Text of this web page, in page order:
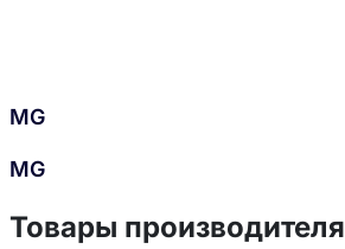
MG
MG
Товары производителя